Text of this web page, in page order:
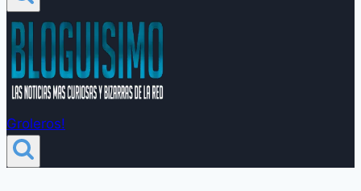
Groleros!